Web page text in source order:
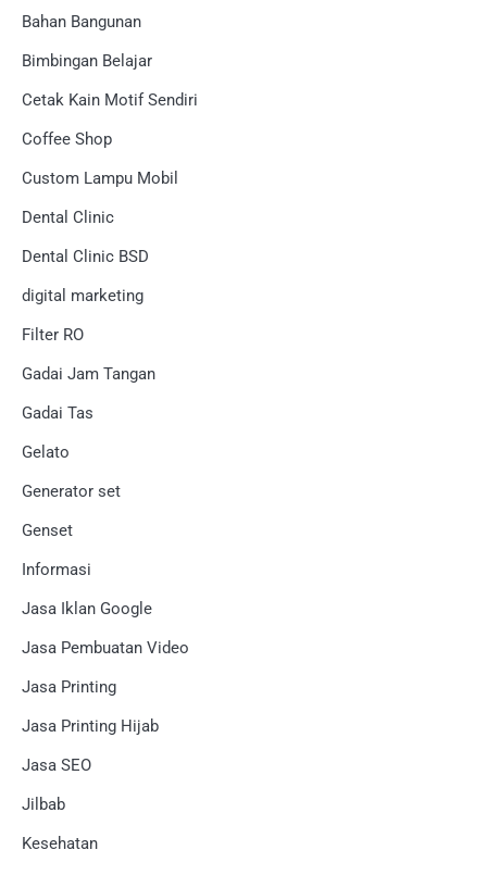
Bahan Bangunan
Bimbingan Belajar
Cetak Kain Motif Sendiri
Coffee Shop
Custom Lampu Mobil
Dental Clinic
Dental Clinic BSD
digital marketing
Filter RO
Gadai Jam Tangan
Gadai Tas
Gelato
Generator set
Genset
Informasi
Jasa Iklan Google
Jasa Pembuatan Video
Jasa Printing
Jasa Printing Hijab
Jasa SEO
Jilbab
Kesehatan